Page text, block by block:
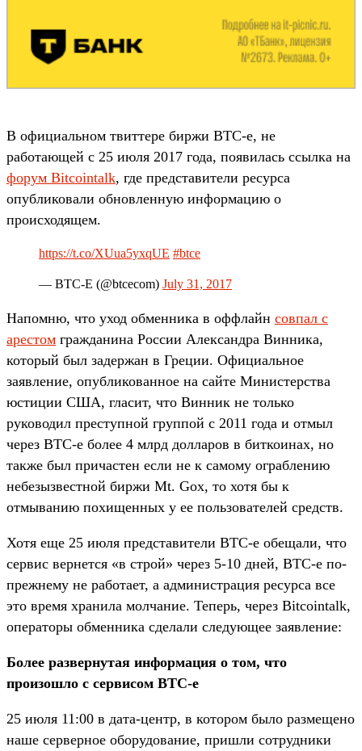
В официальном твиттере биржи BTC-e, не
работающей с 25 июля 2017 года, появилась ссылка на
форум Bitcointalk, где представители ресурса
опубликовали обновленную информацию о
происходящем.
https://t.co/XUua5yxqUE #btce
— BTC-E (@btcecom) July 31, 2017
Напомню, что уход обменника в оффлайн совпал с
арестом гражданина России Александра Винника,
который был задержан в Греции. Официальное
заявление, опубликованное на сайте Министерства
юстиции США, гласит, что Винник не только
руководил преступной группой с 2011 года и отмыл
через BTC-e более 4 млрд долларов в биткоинах, но
также был причастен если не к самому ограблению
небезызвестной биржи Mt. Gox, то хотя бы к
отмыванию похищенных у ее пользователей средств.
Хотя еще 25 июля представители BTC-e обещали, что
сервис вернется «в строй» через 5-10 дней, BTC-e по-
прежнему не работает, а администрация ресурса все
это время хранила молчание. Теперь, через Bitcointalk,
операторы обменника сделали следующее заявление:
Более развернутая информация о том, что
произошло с сервисом BTC-e
25 июля 11:00 в дата-центр, в котором было размещено
наше серверное оборудование, пришли сотрудники